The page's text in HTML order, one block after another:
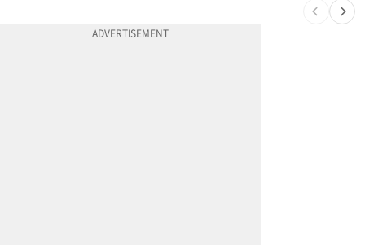
서류 하나만 빠져도 영주권·비자 거부…심사관 재량권 대폭 확대